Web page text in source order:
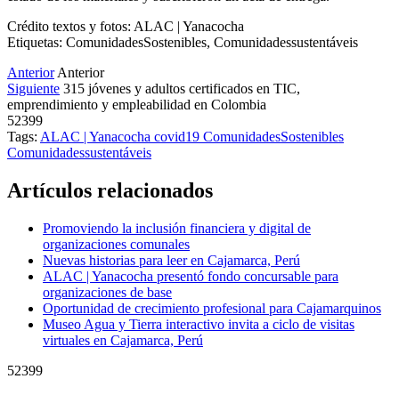
Crédito textos y fotos: ALAC | Yanacocha
Etiquetas: ComunidadesSostenibles, Comunidadessustentáveis
Anterior Anterior
Siguiente 315 jóvenes y adultos certificados en TIC,
emprendimiento y empleabilidad en Colombia
52399
Tags: ALAC | Yanacocha covid19 ​ComunidadesSostenibles
Comunidadessustentáveis
Artículos relacionados
Promoviendo la inclusión financiera y digital de
organizaciones comunales
Nuevas historias para leer en Cajamarca, Perú
ALAC | Yanacocha presentó fondo concursable para
organizaciones de base
Oportunidad de crecimiento profesional para Cajamarquinos
Museo Agua y Tierra interactivo invita a ciclo de visitas
virtuales en Cajamarca, Perú
52399